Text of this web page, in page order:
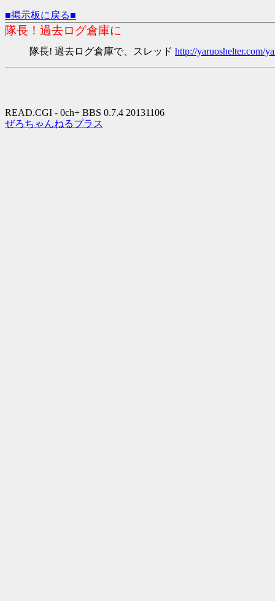
■掲示板に戻る■
隊長！過去ログ倉庫に
隊長! 過去ログ倉庫で、スレッド http://yaruoshelter.com/
READ.CGI - 0ch+ BBS 0.7.4 20131106
ぜろちゃんねるプラス